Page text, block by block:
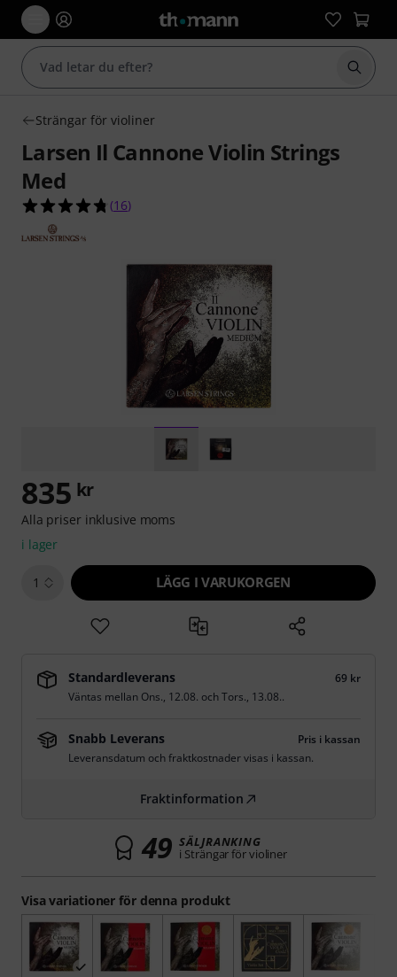
Börja
Strängar för violiner
Larsen Il Cannone Violin Strings
Med
4.8 av 5 stjärnor från 16 kundbetyg
(16)
Visa variationer för denna produkt
835 kr
Alla priser inklusive moms
i lager
1 LÄGG I VARUKORGEN
Standardleverans
69 kr
Väntas mellan Ons., 12.08. ochTors., 13.08..
Snabb Leverans
Pris i kassan
Leveransdatum och fraktkostnader visas i kassan.
Fraktinformation
49 SÄLJRANKING
i Strängar för violiner